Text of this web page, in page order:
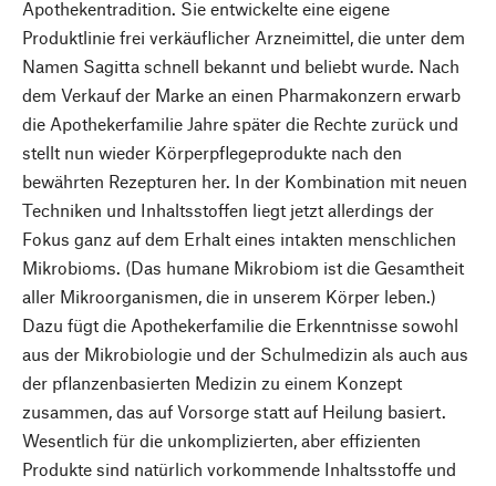
Apothekentradition. Sie entwickelte eine eigene
Produktlinie frei verkäuflicher Arzneimittel, die unter dem
Namen Sagitta schnell bekannt und beliebt wurde. Nach
dem Verkauf der Marke an einen Pharmakonzern erwarb
die Apothekerfamilie Jahre später die Rechte zurück und
stellt nun wieder Körperpflegeprodukte nach den
bewährten Rezepturen her. In der Kombination mit neuen
Techniken und Inhaltsstoffen liegt jetzt allerdings der
Fokus ganz auf dem Erhalt eines intakten menschlichen
Mikrobioms. (Das humane Mikrobiom ist die Gesamtheit
aller Mikroorganismen, die in unserem Körper leben.)
Dazu fügt die Apothekerfamilie die Erkenntnisse sowohl
aus der Mikrobiologie und der Schulmedizin als auch aus
der pflanzenbasierten Medizin zu einem Konzept
zusammen, das auf Vorsorge statt auf Heilung basiert.
Wesentlich für die unkomplizierten, aber effizienten
Produkte sind natürlich vorkommende Inhaltsstoffe und